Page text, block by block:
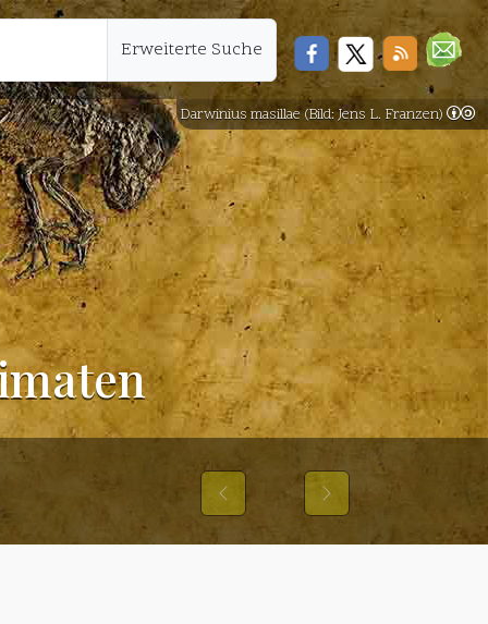
Erweiterte Suche
Previous Next
Darwinius masillae (Bild: Jens L. Franzen)